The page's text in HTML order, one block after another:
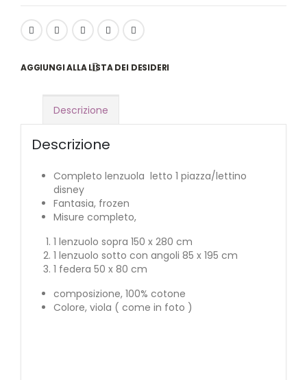
AGGIUNGI ALLA LISTA DEI DESIDERI
Descrizione
Descrizione
Completo lenzuola letto 1 piazza/lettino
disney
Fantasia, frozen
Misure completo,
1 lenzuolo sopra 150 x 280 cm
1 lenzuolo sotto con angoli 85 x 195 cm
1 federa 50 x 80 cm
composizione, 100% cotone
Colore, viola ( come in foto )